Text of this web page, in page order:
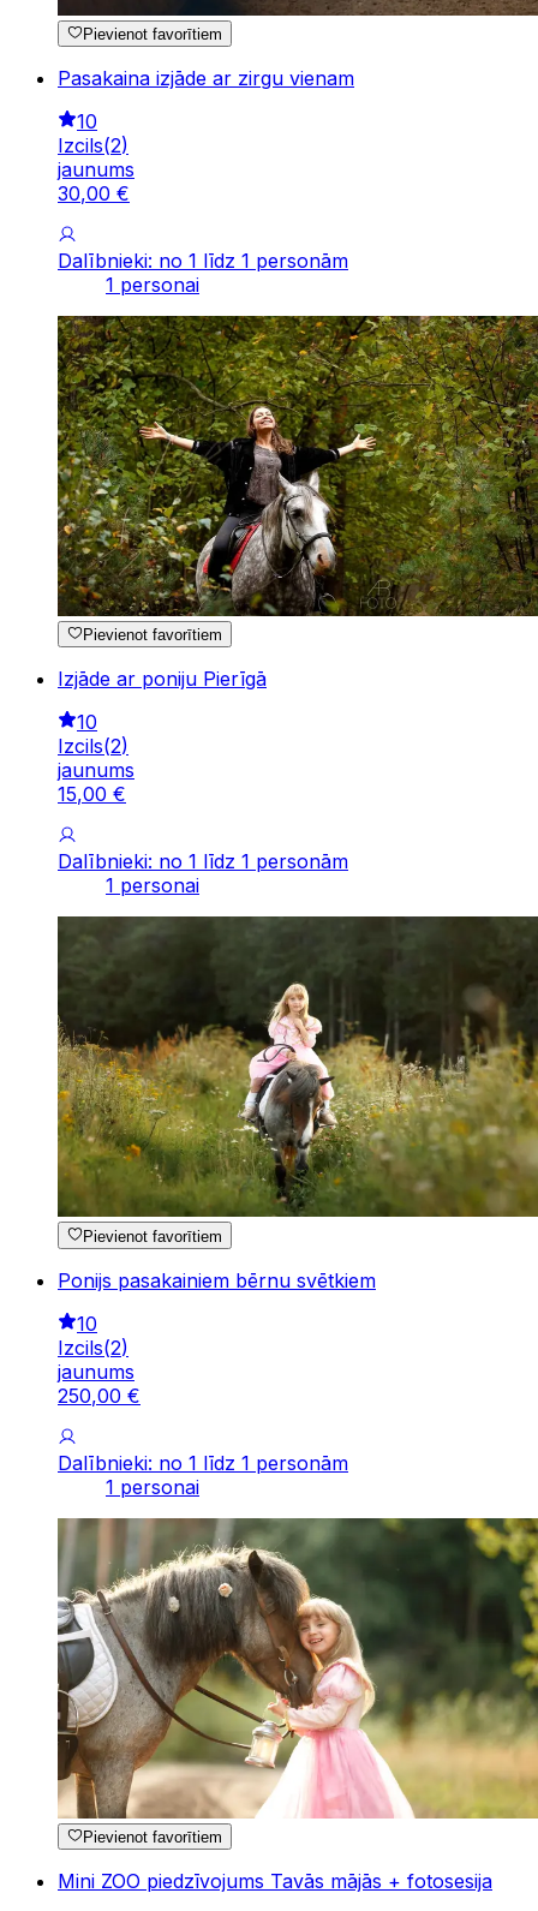
Pievienot favorītiem
Pasakaina izjāde ar zirgu vienam
10
Izcils(2)
jaunums
30,00 €
Dalībnieki: no 1 līdz 1 personām
1 personai
Pievienot favorītiem
Izjāde ar poniju Pierīgā
10
Izcils(2)
jaunums
15,00 €
Dalībnieki: no 1 līdz 1 personām
1 personai
Pievienot favorītiem
Ponijs pasakainiem bērnu svētkiem
10
Izcils(2)
jaunums
250,00 €
Dalībnieki: no 1 līdz 1 personām
1 personai
Pievienot favorītiem
Mini ZOO piedzīvojums Tavās mājās + fotosesija